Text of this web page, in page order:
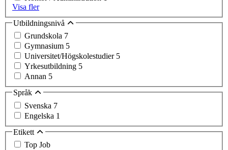
Visa fler
Utbildningsnivå
Grundskola 7
Gymnasium 5
Universitet/Högskolestudier 5
Yrkesutbildning 5
Annan 5
Språk
Svenska 7
Engelska 1
Etikett
Top Job